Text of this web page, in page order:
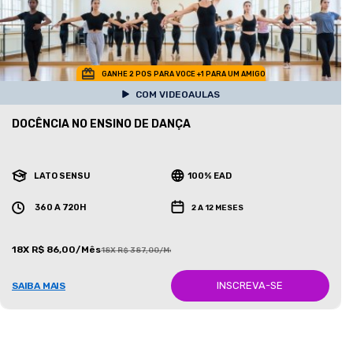
GANHE 2 POS PARA VOCE +1 PARA UM AMIGO
COM VIDEOAULAS
DOCÊNCIA NO ENSINO DE DANÇA
LATO SENSU 100% EAD
360 A 720H 2 A 12 MESES
18X R$ 86,00/Mês18X R$ 387,00/Mês
SAIBA MAIS INSCREVA-SE